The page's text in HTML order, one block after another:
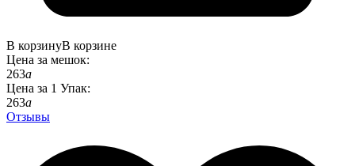
В корзинуВ корзине
Цена за мешок:
263a
Цена за 1 Упак:
263a
Отзывы